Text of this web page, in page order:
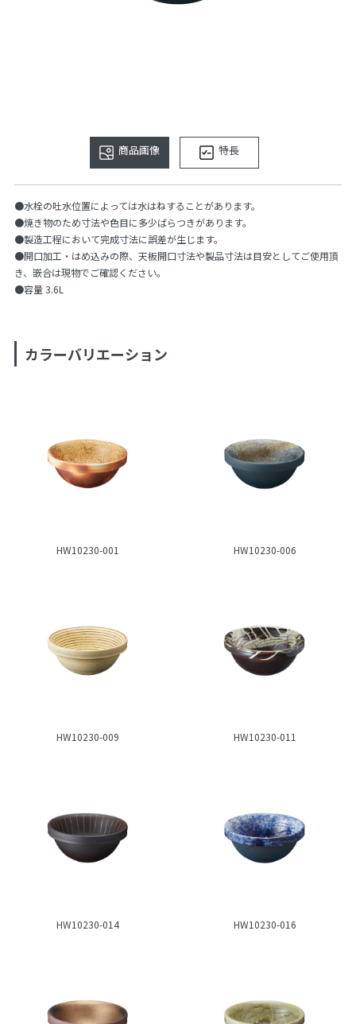
商品画像 特長
●水栓の吐水位置によっては水はねすることがあります。
●焼き物のため寸法や色目に多少ばらつきがあります。
●製造工程において完成寸法に誤差が生じます。
●開口加工・はめ込みの際、天板開口寸法や製品寸法は目安としてご使用頂
き、嵌合は現物でご確認ください。
●容量 3.6L
カラーバリエーション
HW10230-001 HW10230-006
HW10230-009 HW10230-011
HW10230-014 HW10230-016